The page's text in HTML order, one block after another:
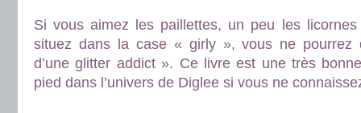
Si vous aimez les paillettes, un peu les
situez dans la case « girly », vous ne pourrez
d’une glitter addict ». Ce livre est une très
pied dans l’univers de Diglee si vous ne